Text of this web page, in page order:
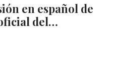
en español de
oficial del…